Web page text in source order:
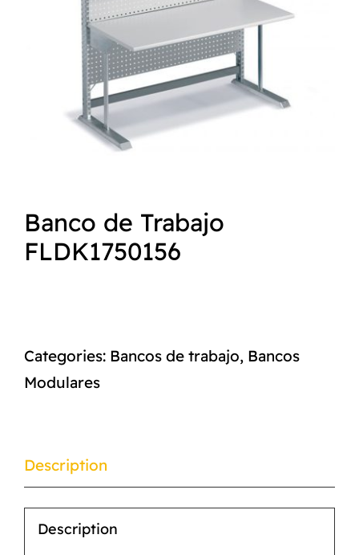
NORMAS ISO
CATÁLOGO
CONTACTO
Banco de Trabajo
FLDK1750156
Categories: Bancos de trabajo, Bancos
Modulares
Description
Description